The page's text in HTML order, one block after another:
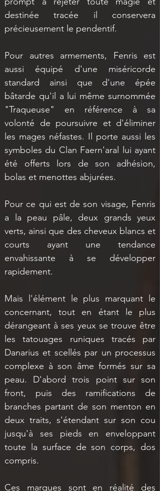
destinée tracée il conservera
précieusement le pendentif.
Pour autres armements, Fenris est
aussi équipé d'une miséricorde
standard ainsi que d'une épée
bâtarde qu'il a lui même surnommée
"Traqueuse" en référence à sa
volonté de poursuivre et d'éliminer
les mages néfastes. Il porte aussi les
symboles du Clan Faern'aral lui ayant
été offerts lors de son adhésion,
bolas et menottes abjurées.
Pour ce qui est de son visage, Fenris
a la peau pâle, deux grands yeux
verts, ainsi que des cheveux blancs et
courts ayant une tendance
envahissante à se développer
rapidement.
Mais l'élément le plus marquant le
concernant, tout en étant le plus
dérangeant à ses yeux se trouve être
les tatouages runiques tracés par
Danarius et scellés par un processus
complexe à son âme formés sur sa
peau. D'abord trois point sur son
front, puis des ramifications de
branches partant de son menton en
deux traits, s'étendant sur son cou
jusqu'à ses pieds en enveloppant
toute la surface de son corps, dos
compris.
Ces marques sont en réalité des